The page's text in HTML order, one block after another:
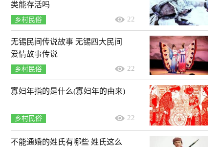
类能存活吗
乡村民俗 22
无锡民间传说故事 无锡四大民间
爱情故事传说
乡村民俗 22
寡妇年指的是什么(寡妇年的由来)
乡村民俗 22
不能通婚的姓氏有哪些 姓氏这么